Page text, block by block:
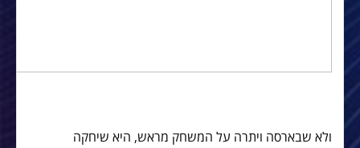
ולא שבארסה ויתרה על המשחק מראש, היא שיחקה